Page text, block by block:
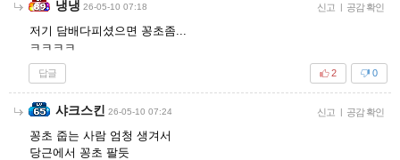
냉냉 26-05-10 07:18 신고 | 공감 확인
저기 담배다피셨으면 꽁초좀...
ㅋㅋㅋㅋ
답글 0
2
샤크스킨 26-05-10 07:24 신고 | 공감 확인
꽁초 줍는 사람 엄청 생겨서
당근에서 꽁초 팔듯